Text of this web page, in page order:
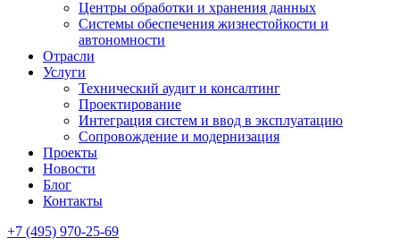
Центры обработки и хранения данных
Системы обеспечения жизнестойкости и
автономности
Отрасли
Услуги
Технический аудит и консалтинг
Проектирование
Интеграция систем и ввод в эксплуатацию
Сопровождение и модернизация
Проекты
Новости
Блог
Контакты
+7 (495) 970-25-69